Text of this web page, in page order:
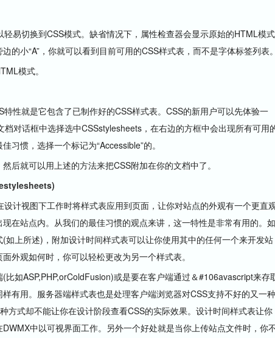
易切换到CSS模式。缺省情况下，属性检查器会显示原始的HTML模式
的小“A”，你就可以看到目前可用的CSS样式表，而不是字体标签列表。
模式。
性就是它包含了已制作好的CSS样式表。CSS的新用户可以先体验一
对话框中选择选中CSSstylesheets，在右边的方框中会出现所有可用
习惯，选择一个标记为“Accessible”的。
就可以用上述的方法来把CSS附加在你的文档中了。
计视图下工作时将样式表应用到页面，让你对站点的外观有一个更直
在站点内。从我们的最佳习惯的观点来讲，这一特性是非常有用的。如
如上所述)，附加设计时间样式表可以让你使用其中的任何一个来开发站
外观如何时，你可以轻松更改为另一个样式表。
如ASP,PHP,orColdFusion)或是要在客户端通过＆#106avascript来存
有用。服务器端样式表也是处理客户端浏览器对CSS支持不好的又一种
方式却不能让你在设计阶段查看CSS的实际效果。设计时间样式表让你
中以可视界面工作。另外一个好处就是当你上传站点文件时，你